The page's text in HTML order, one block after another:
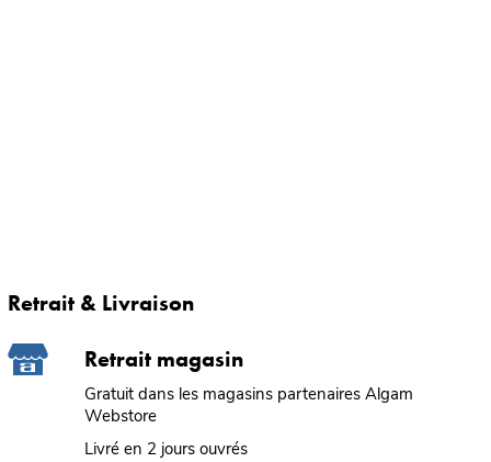
Retrait & Livraison
Retrait magasin
Gratuit dans les magasins partenaires Algam
Webstore
Livré en 2 jours ouvrés